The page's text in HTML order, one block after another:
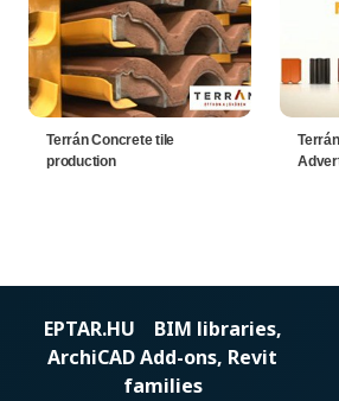
Terrán Concrete tile
production
EPTAR.HU BIM libraries,
ArchiCAD Add-ons, Revit
families